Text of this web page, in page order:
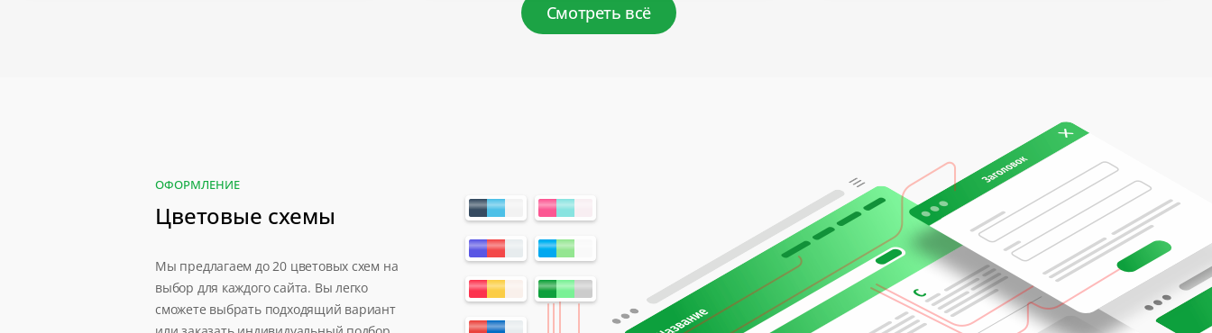
Смотреть всё
ОФОРМЛЕНИЕ
Цветовые схемы
Мы предлагаем до 20 цветовых схем на
выбор для каждого сайта. Вы легко
сможете выбрать подходящий вариант